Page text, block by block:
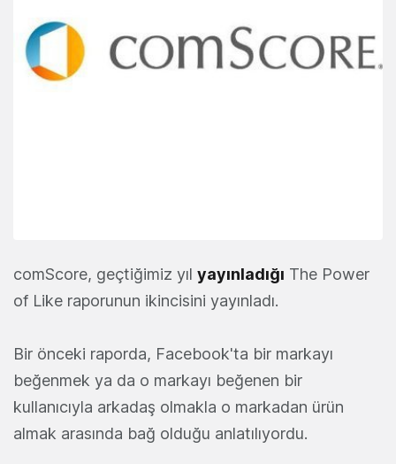
comScore, geçtiğimiz yıl yayınladığı The Power
of Like raporunun ikincisini yayınladı.
Bir önceki raporda, Facebook'ta bir markayı
beğenmek ya da o markayı beğenen bir
kullanıcıyla arkadaş olmakla o markadan ürün
almak arasında bağ olduğu anlatılıyordu.